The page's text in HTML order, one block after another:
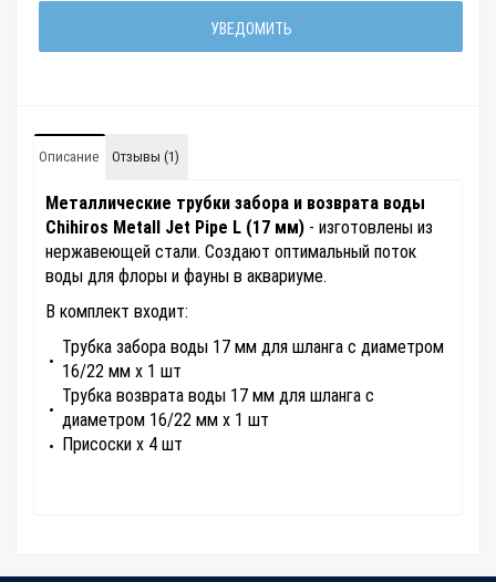
УВЕДОМИТЬ
Описание Отзывы (1)
Металлические трубки забора и возврата воды
Chihiros Metall Jet Pipe L (17 мм) - изготовлены из
нержавеющей стали. Создают оптимальный поток
воды для флоры и фауны в аквариуме.
В комплект входит:
Трубка забора воды 17 мм для шланга с диаметром
16/22 мм x 1 шт
Трубка возврата воды 17 мм для шланга с
диаметром 16/22 мм x 1 шт
Присоски х 4 шт